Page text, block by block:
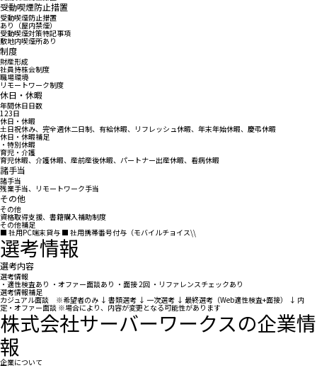
受動喫煙防止措置
受動喫煙防止措置
あり（屋内禁煙）
受動喫煙対策特記事項
敷地内喫煙所あり
制度
財産形成
社員持株会制度
職場環境
リモートワーク制度
休日・休暇
年間休日日数
123日
休日・休暇
土日祝休み、完全週休二日制、有給休暇、リフレッシュ休暇、年末年始休暇、慶弔休暇
休日・休暇補足
・特別休暇
育児・介護
育児休暇、介護休暇、産前産後休暇、パートナー出産休暇、看病休暇
諸手当
諸手当
残業手当、リモートワーク手当
その他
その他
資格取得支援、書籍購入補助制度
その他補足
■ 社用PC端末貸与 ■ 社用携帯番号付与（モバイルチョイス\\
選考情報
選考内容
選考情報
・適性検査あり ・オファー面談あり ・面接 2回 ・リファレンスチェックあり
選考情報補足
カジュアル面談 ※希望者のみ ↓ 書類選考 ↓ 一次選考 ↓ 最終選考（Web適性検査+面接） ↓ 内
定・オファー面談 ※場合により、内容が変更となる可能性があります
株式会社サーバーワークスの企業情
報
企業について